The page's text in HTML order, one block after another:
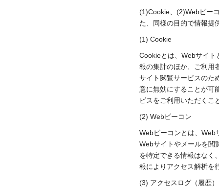
(1)Cookie、(2)Webビー
た、同様の目的で情報提
(1) Cookie
Cookieとは、Webサイト
報の集計のほか、ご利用
サイト閲覧サービスのた
意に無効にすることが可
ビスをご利用いただくこ
(2) Webビーコン
Webビーコンとは、Web
Webサイトやメールを閲
を特定できる情報はなく
報によりアクセス解析を
(3) アクセスログ（履歴）